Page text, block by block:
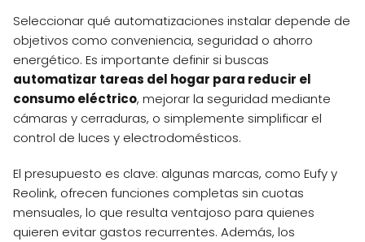
Seleccionar qué automatizaciones instalar depende de
objetivos como conveniencia, seguridad o ahorro
energético. Es importante definir si buscas
automatizar tareas del hogar para reducir el
consumo eléctrico, mejorar la seguridad mediante
cámaras y cerraduras, o simplemente simplificar el
control de luces y electrodomésticos.
El presupuesto es clave: algunas marcas, como Eufy y
Reolink, ofrecen funciones completas sin cuotas
mensuales, lo que resulta ventajoso para quienes
quieren evitar gastos recurrentes. Además, los